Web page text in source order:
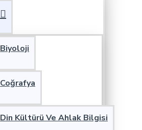
Biyoloji
Coğrafya
Din Kültürü Ve Ahlak Bilgisi